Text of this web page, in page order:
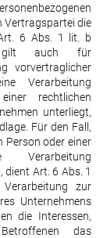
Vertragspartei die
6 Abs. 1 lit. b
gilt auch für
vorvertraglicher
Verarbeitung
rechtlichen
unterliegt,
Für den Fall,
Person oder einer
dient Art. 6 Abs. 1
zur
Unternehmens
die Interessen,
das